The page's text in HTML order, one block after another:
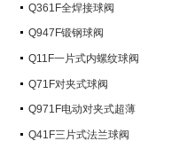
Q361F全焊接球阀
Q947F锻钢球阀
Q11F一片式内螺纹球阀
Q71F对夹式球阀
Q971F电动对夹式超薄
Q41F三片式法兰球阀